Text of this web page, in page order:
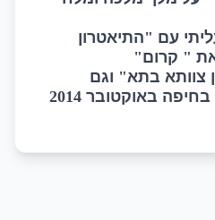
עם "התיאטרון
" קרום"
צוותא בתא" וגם
בחיפה באוקטובר2014